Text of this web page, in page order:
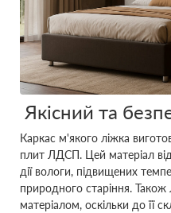
Якісний та
Каркас м'якого ліжка
плит ЛДСП. Цей матеріал
дії вологи, підвищених
природного старіння.
матеріалом, оскільки до її